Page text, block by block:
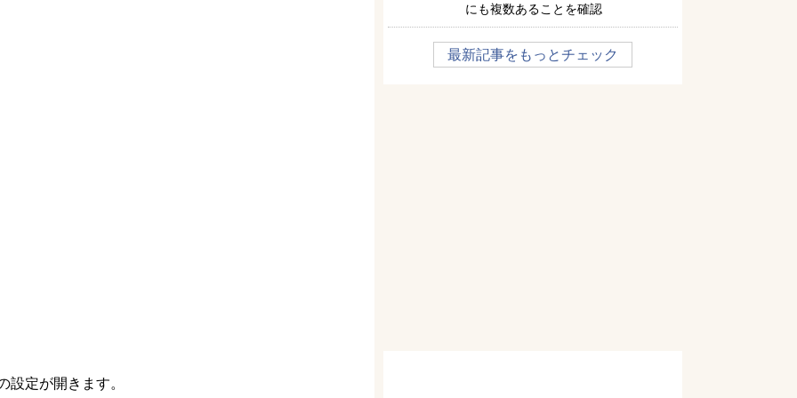
設定が開きます。
にも複数あることを確認
最新記事をもっとチェック